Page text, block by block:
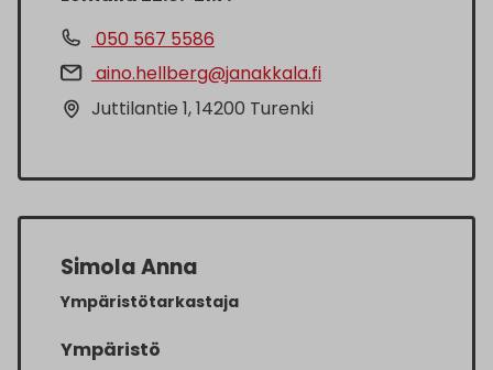
050 567 5586
aino.hellberg@janakkala.fi
Juttilantie 1, 14200 Turenki
Simola Anna
Ympäristötarkastaja
Ympäristö